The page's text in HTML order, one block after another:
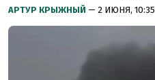
АРТУР КРЫЖНЫЙ — 2 ИЮНЯ, 10:35